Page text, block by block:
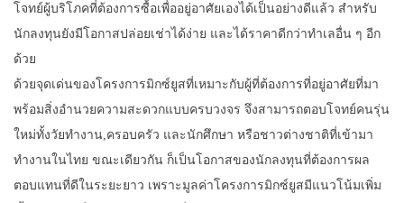
โจทย์ผู้บริโภคที่ต้องการซื้อเพื่ออยู่อาศัยเองได้เป็นอย่างดีแล้ว สำหรับ
นักลงทุนยังมีโอกาสปล่อยเช่าได้ง่าย และได้ราคาดีกว่าทำเลอื่น ๆ อีก
ด้วย
ด้วยจุดเด่นของโครงการมิกซ์ยูสที่เหมาะกับผู้ที่ต้องการที่อยู่อาศัยที่มา
พร้อมสิ่งอำนวยความสะดวกแบบครบวงจร จึงสามารถตอบโจทย์คนรุ่น
ใหม่ทั้งวัยทำงาน,ครอบครัว และนักศึกษา หรือชาวต่างชาติที่เข้ามา
ทำงานในไทย ขณะเดียวกัน ก็เป็นโอกาสของนักลงทุนที่ต้องการผล
ตอบแทนที่ดีในระยะยาว เพราะมูลค่าโครงการมิกซ์ยูสมีแนวโน้มเพิ่ม